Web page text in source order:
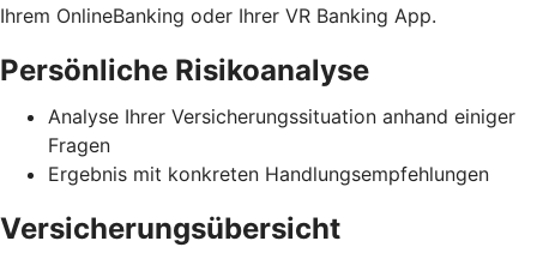
Ihrem OnlineBanking oder Ihrer VR Banking App.
Persönliche Risikoanalyse
Analyse Ihrer Versicherungssituation anhand einiger
Fragen
Ergebnis mit konkreten Handlungsempfehlungen
Versicherungsübersicht